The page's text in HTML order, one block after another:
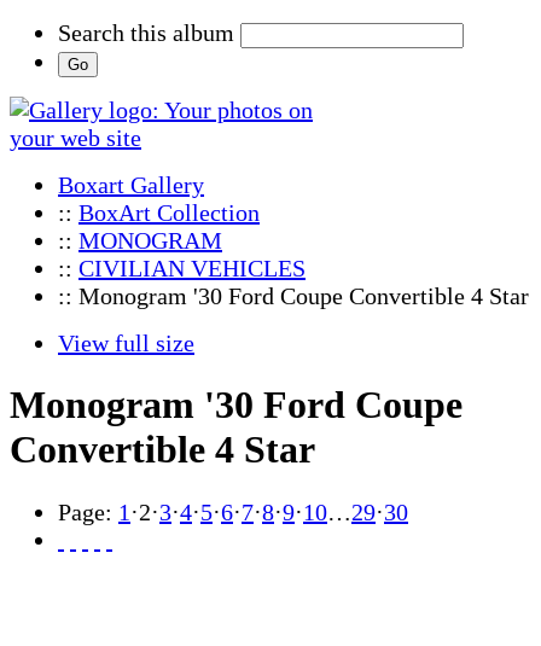
Search this album
Boxart Gallery
:: BoxArt Collection
:: MONOGRAM
:: CIVILIAN VEHICLES
:: Monogram '30 Ford Coupe Convertible 4 Star
View full size
Monogram '30 Ford Coupe
Convertible 4 Star
Page: 1 ·2·3·4·5·6·7·8·9·10…29·30